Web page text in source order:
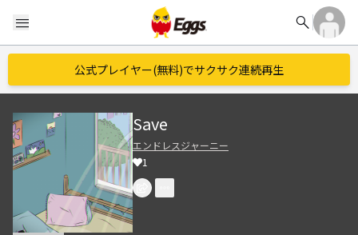
menu search
公式プレイヤー(無料)でサクサク連続再生
Save
エンドレスジャーニー
1